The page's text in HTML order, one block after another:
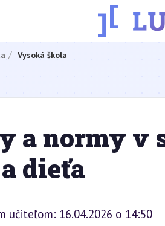
Vysoká škola
a normy v
dieťa
učiteľom: 16.04.2026 o 14:50